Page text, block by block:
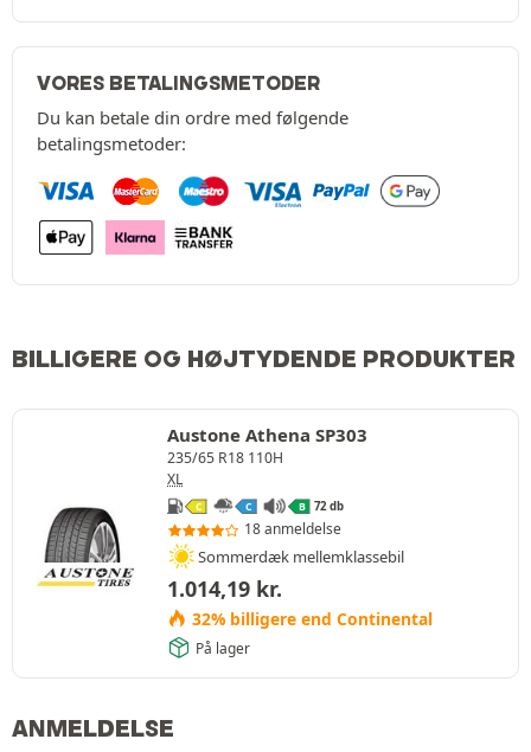
VORES BETALINGSMETODER
Du kan betale din ordre med følgende
betalingsmetoder:
BILLIGERE OG HØJTYDENDE PRODUKTER
Austone Athena SP303
235/65 R18 110H
XL
C C B 72 db
18 anmeldelse
Sommerdæk mellemklassebil
1.014,19 kr.
32% billigere end Continental
På lager
ANMELDELSE